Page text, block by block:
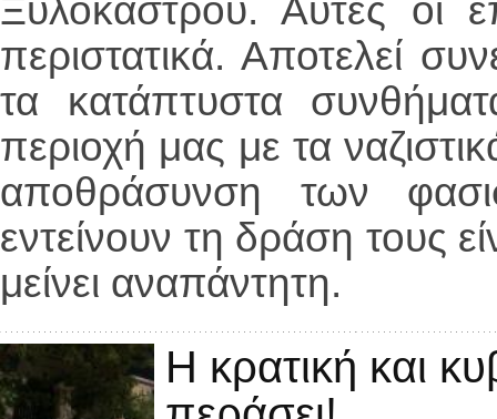
Ξυλοκάστρου. Αυτές οι
περιστατικά. Αποτελεί
τα κατάπτυστα
περιοχή μας με τα
αποθράσυνση των
εντείνουν τη δράση τους
μείνει αναπάντητη.
Η κρατική και